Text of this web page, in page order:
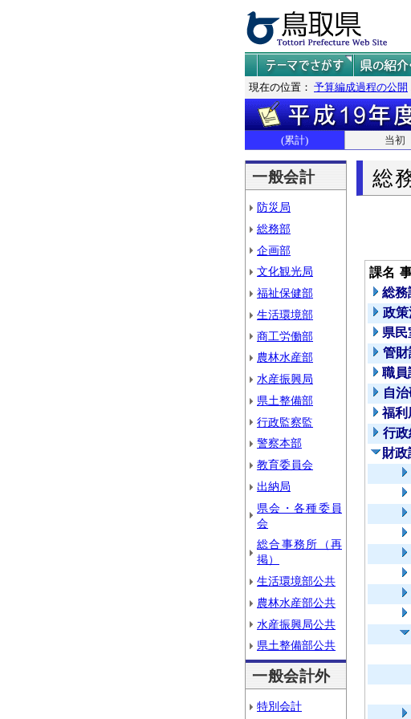
現在の位置： 予算編成過程の公開
(累計) 当初
一般会計
防災局
総務部
企画部
文化観光局
福祉保健部
生活環境部
商工労働部
農林水産部
水産振興局
県土整備部
行政監察監
警察本部
教育委員会
出納局
県会・各種委員
会
総合事務所（再
掲）
生活環境部公共
農林水産部公共
水産振興局公共
県土整備部公共
一般会計外
特別会計
総
課名
総務
政
県民
管財
職員
自
福利
行
財政